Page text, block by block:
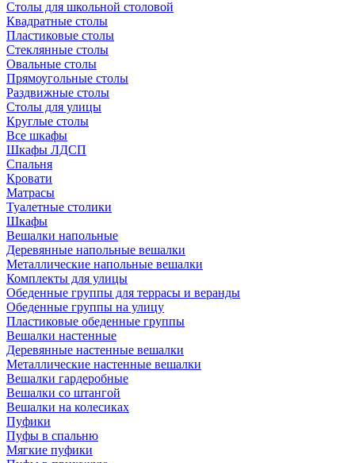
Столы для школьной столовой
Квадратные столы
Пластиковые столы
Стеклянные столы
Овальные столы
Прямоугольные столы
Раздвижные столы
Столы для улицы
Круглые столы
Все шкафы
Шкафы ЛДСП
Спальня
Кровати
Матрасы
Туалетные столики
Шкафы
Вешалки напольные
Деревянные напольные вешалки
Металлические напольные вешалки
Комплекты для улицы
Обеденные группы для террасы и веранды
Обеденные группы на улицу
Пластиковые обеденные группы
Вешалки настенные
Деревянные настенные вешалки
Металлические настенные вешалки
Вешалки гардеробные
Вешалки со штангой
Вешалки на колесиках
Пуфики
Пуфы в спальню
Мягкие пуфики